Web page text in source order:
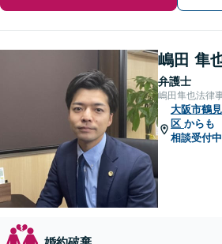
嶋田 隼
弁護士
嶋田隼也法律
大阪市鶴見
区 からも
相談受付中